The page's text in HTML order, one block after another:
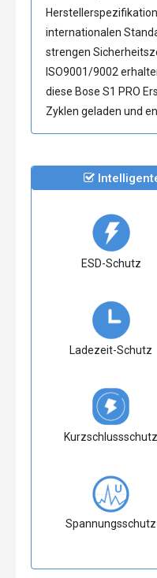
internationalen
strengen
ISO9001/9002
diese Bose S1 PRO
Zyklen geladen und
ESD-Schutz
Ladezeit-Schutz
Kurzschlussschutz
Spannungsschutz